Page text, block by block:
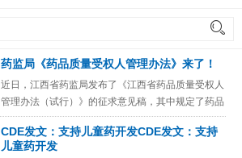
药监局《药品质量受权人管理办法》来了！
近日，江西省药监局发布了《江西省药品质量受权人
管理办法（试行）》的征求意见稿，其中规定了药品
上市许可持有人、药品生产企业（药用辅料、药包材
生产企业参照执行）质量
CDE发文：支持儿童药开发CDE发文：支持
儿童药开发